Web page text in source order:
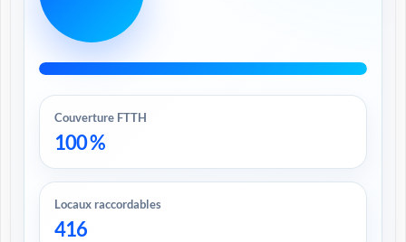
Couverture FTTH
100 %
Locaux raccordables
416